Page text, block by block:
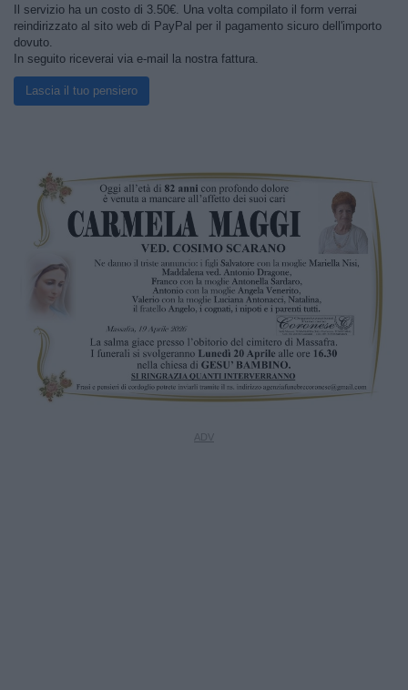
Il servizio ha un costo di 3.50€. Una volta compilato il form verrai
reindirizzato al sito web di PayPal per il pagamento sicuro dell'importo
dovuto.
In seguito riceverai via e-mail la nostra fattura.
Lascia il tuo pensiero